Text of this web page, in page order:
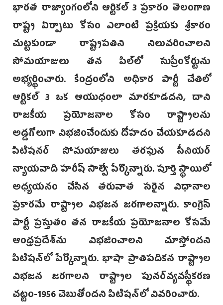
భారత రాజ్యాంగంలోని ఆర్టికల్ 3 ప్రకారం తెలంగాణ
రాష్ట్ర ఏర్పాటు కోసం ఎలాంటి ప్రక్రియకు శ్రీకారం
చుట్టకుండా రాష్ట్రపతిని నిలువరించాలని‌
సోమయాజులు తన పిల్‌లో సుప్రీంకోర్టును
అభ్యర్థించారు. కేంద్రంలోని అధికార పార్టీ చేతిలో‌
ఆర్టికల్ 3 ఒక ఆయుధంలా మారకూడదని, దాని
రాజకీయ ప్రయోజనాల కోసం రాష్ట్రాలను
అడ్డగోలుగా విభజించేందుకు దోహదం చేయకూడదని
పిటిషనర్‌ సోమయాజులు తరఫున సీనియర్
న్యాయవాది హరీ‌ష్‌ సాల్వే పేర్కొన్నారు. పూర్తి స్థాయిలో
అధ్యయనం చేసిన తరువాత సరైన విధానాల
ప్రకారమే రాష్ట్రాల విభజన జరగాలన్నారు. కాంగ్రెస్‌
పార్టీ ప్రస్తుతం తన రాజకీయ ప్రయోజనాల కోసమే
ఆంధ్రప్రదేశ్‌ను విభజించాలని చూస్తోందని
పిటిషన్‌లో పేర్కొన్నారు. భాషా ప్రాతిపదికన రాష్ట్రాల
విభజన జరగాలని రాష్ట్రాల పునర్‌వ్యవస్థీకరణ
చట్టం-1956 చెబుతోందని పిటిషన్‌లో వివరించారు.